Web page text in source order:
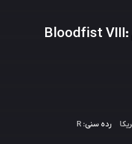
دانلود صوت دوبله فیلم Bloodfist VIII:
رده سنی:R